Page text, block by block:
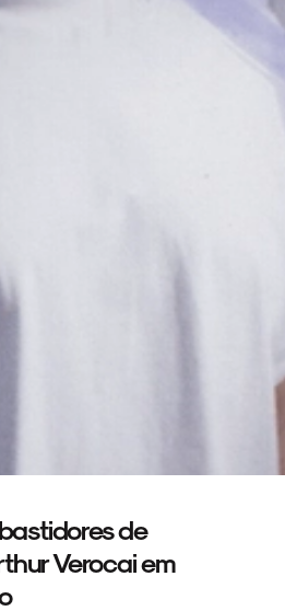
de
Verocai em